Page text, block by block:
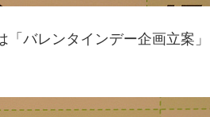
バレンタインデー企画立案」